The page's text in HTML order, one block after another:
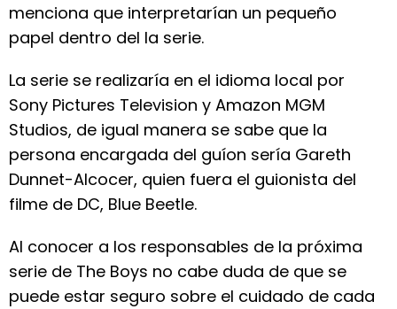
menciona que interpretarían un pequeño
papel dentro del la serie.
La serie se realizaría en el idioma local por
Sony Pictures Television y Amazon MGM
Studios, de igual manera se sabe que la
persona encargada del guíon sería Gareth
Dunnet-Alcocer, quien fuera el guionista del
filme de DC, Blue Beetle.
Al conocer a los responsables de la próxima
serie de The Boys no cabe duda de que se
puede estar seguro sobre el cuidado de cada